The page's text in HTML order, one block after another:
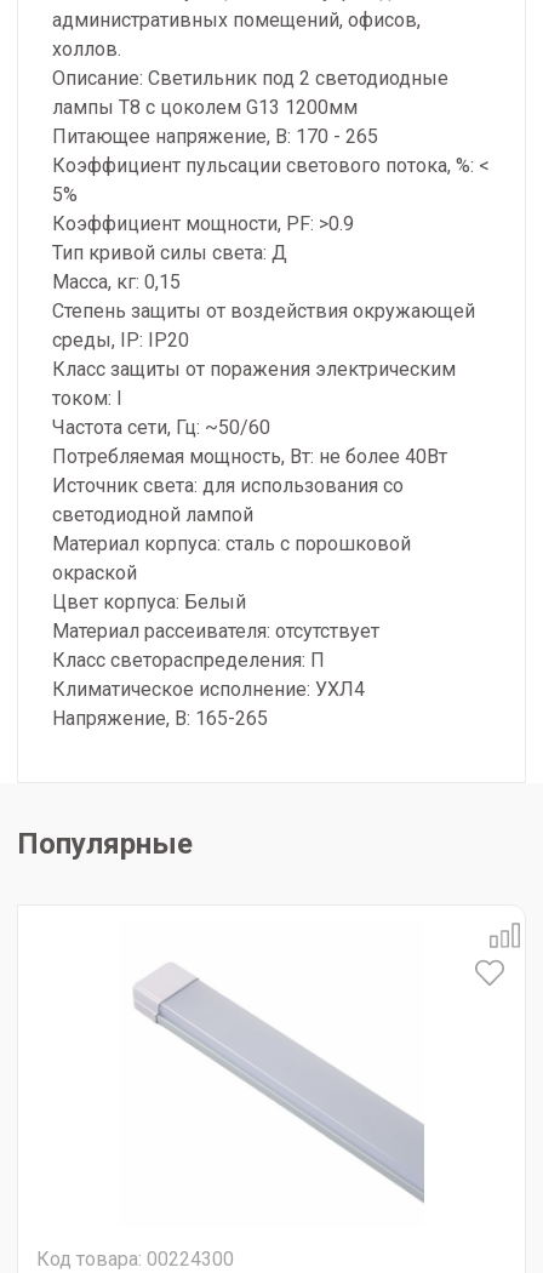
административных помещений, офисов,
холлов.
Описание: Светильник под 2 светодиодные
лампы T8 с цоколем G13 1200мм
Питающее напряжение, В: 170 - 265
Коэффициент пульсации светового потока, %: <
5%
Коэффициент мощности, PF: >0.9
Тип кривой силы света: Д
Масса, кг: 0,15
Степень защиты от воздействия окружающей
среды, IP: IP20
Класс защиты от поражения электрическим
током: I
Частота сети, Гц: ~50/60
Потребляемая мощность, Вт: не более 40Вт
Источник света: для использования со
светодиодной лампой
Материал корпуса: сталь с порошковой
окраской
Цвет корпуса: Белый
Материал рассеивателя: отсутствует
Класс светораспределения: П
Климатическое исполнение: УХЛ4
Напряжение, В: 165-265
Популярные
Код товара: 00224300